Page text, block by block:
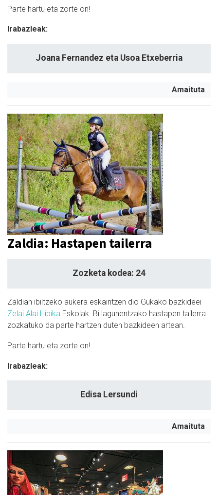
Parte hartu eta zorte on!
Irabazleak:
Joana Fernandez eta Usoa Etxeberria
Amaituta
Zaldia: Hastapen tailerra
Zozketa kodea: 24
Zaldian ibiltzeko aukera eskaintzen dio Gukako bazkideei
Zelai Alai Hipika Eskolak. Bi lagunentzako hastapen tailerra
zozkatuko da parte hartzen duten bazkideen artean.
Parte hartu eta zorte on!
Irabazleak:
Edisa Lersundi
Amaituta